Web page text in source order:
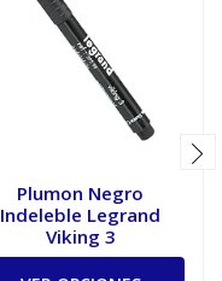
Plumon Negro
Indeleble Legrand
Viking 3